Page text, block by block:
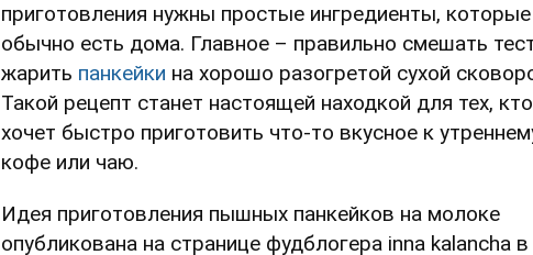
приготовления нужны простые ингредиенты, которые
обычно есть дома. Главное – правильно смешать
жарить панкейки на хорошо разогретой сухой
Такой рецепт станет настоящей находкой для тех, кто
хочет быстро приготовить что-то вкусное к
кофе или чаю.
Идея приготовления пышных панкейков на молоке
опубликована на странице фудблогера inna kalancha в